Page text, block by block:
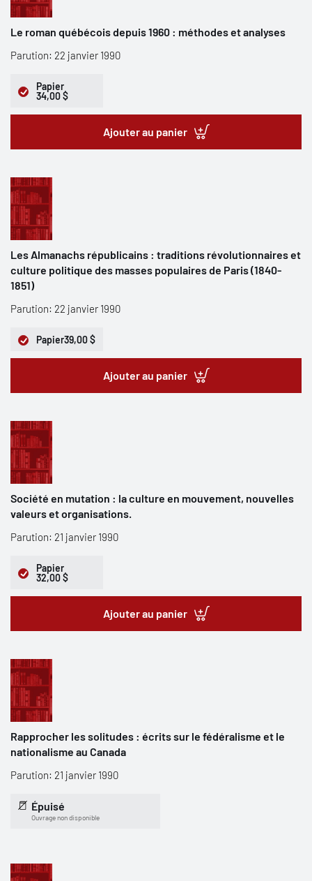
Le roman québécois depuis 1960 : méthodes et analyses
Parution: 22 janvier 1990
Papier
34,00 $
Ajouter au panier
Les Almanachs républicains : traditions révolutionnaires et
culture politique des masses populaires de Paris (1840-
1851)
Parution: 22 janvier 1990
Papier39,00 $
Ajouter au panier
Société en mutation : la culture en mouvement, nouvelles
valeurs et organisations.
Parution: 21 janvier 1990
Papier
32,00 $
Ajouter au panier
Rapprocher les solitudes : écrits sur le fédéralisme et le
nationalisme au Canada
Parution: 21 janvier 1990
Épuisé
Ouvrage non disponible